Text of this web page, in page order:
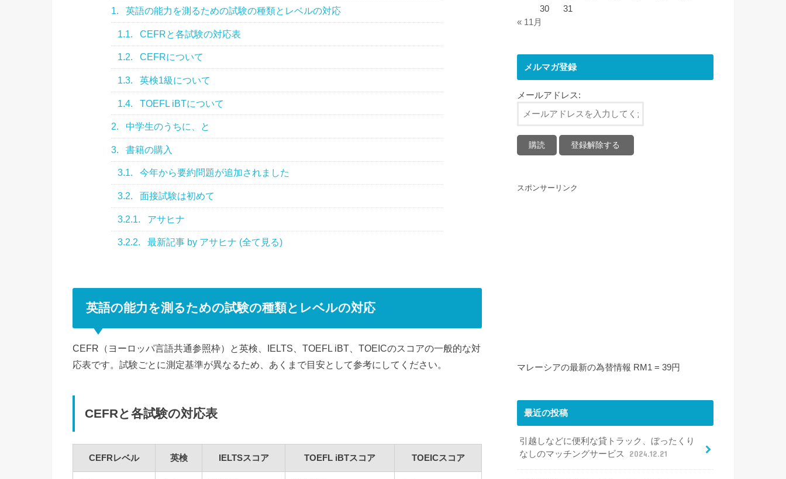
1. 英語の能力を測るための試験の種類とレベルの対応
1.1. CEFRと各試験の対応表
1.2. CEFRについて
1.3. 英検1級について
1.4. TOEFL iBTについて
2. 中学生のうちに、と
3. 書籍の購入
3.1. 今年から要約問題が追加されました
3.2. 面接試験は初めて
3.2.1. アサヒナ
3.2.2. 最新記事 by アサヒナ (全て見る)
英語の能力を測るための試験の種類とレベルの対応
CEFR（ヨーロッパ言語共通参照枠）と英検、IELTS、TOEFL iBT、TOEICのスコアの一般的な対
応表です。試験ごとに測定基準が異なるため、あくまで目安として参考にしてください。
CEFRと各試験の対応表
CEFRレベル 英検 IELTSスコア TOEFL iBTスコア TOEICスコア
30
31
« 11月
メルマガ登録
メールアドレス:
スポンサーリンク
マレーシアの最新の為替情報 RM1 = 39円
最近の投稿
引越しなどに便利な貸トラック、ぼったくり
なしのマッチングサービス
2024.12.21